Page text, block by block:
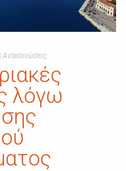
Ανακοινώσεις
λόγω